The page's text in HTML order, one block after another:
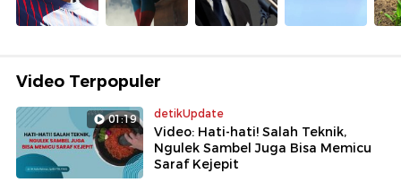
Video Terpopuler
01:19 detikUpdate
Video: Hati-hati! Salah Teknik,
Ngulek Sambel Juga Bisa Memicu
Saraf Kejepit